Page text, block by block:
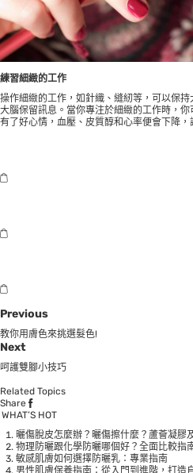
練習細緻的工作
操作細緻的工作，如針織、縫紉等，可以保
大腦保留訊息。當你專注於細緻的工作時，
有了好心情，血壓、皮質醇和心率便會下降，
Previous
教你用膚色來挑選髮色!
Next
呵護雙腳小技巧
Related Topics
Share
WHAT’S HOT
曬傷脫皮怎麼辦？曬傷擦什麼？蘆薈凝膠
物理防曬跟化學防曬哪個好？全面比較指
敏感肌膚如何選擇防曬乳：專業指南